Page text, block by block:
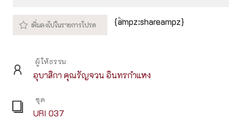
{ampz:shareampz}
ผู้ให้ธรรม
อุบาสิกา คุณรัญจวน อินทรกำแหง
ชุด
URI 037